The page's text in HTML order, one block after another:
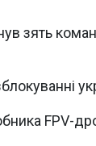
зять
FPV-